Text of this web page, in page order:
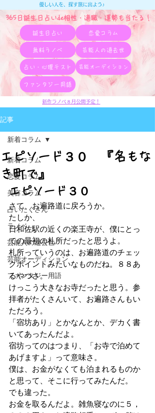
365日誕生日占いde相性・適職・​運勢も当たる！
優しい人を、探す旅に出よう♪
誕生日占い 恋愛コラム
無料ラノベ 芸能人の過去世
占い・心理テスト 芸能オーディション
ファンタジー用語
新作ラノベ８月公開予定！
記事
新着コラム
恋愛コラム
美容コラム
占いたくさん
ラノベ
芸能人の過去世
芸能オーディション
ファンタジー用語
新着コラム
エピソード３０ 『名もな
き町で』
エピソード３０
さて、お遍路道に戻ろうか。
たしか、
日和佐駅の近くの楽王寺が、僕にとっ
ての最初の札所だったと思うよ。
札所っていうのは、お遍路道のチェッ
クポイントみたいなものだね。８８あ
るやつさ。
けっこう大きなお寺だったと思う。参
拝者がたくさんいて、お遍路さんもい
ただろう。
「宿坊あり」とかなんとか、デカく書
いてあったんだよ。
宿坊ってのはつまり、「お寺で泊めて
あげますよ」って意味さ。
僕は、お金がなくても泊まれるものか
と思って、そこに行ってみたんだ。
でも違った。
お金を取るんだよ。雑魚寝なのに５，